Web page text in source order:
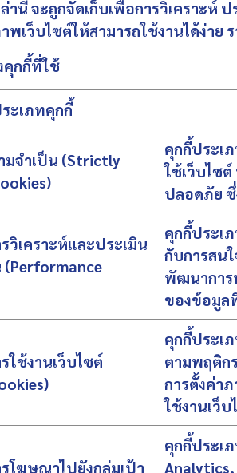
านี้ จะถูกจัดเก็บเพื่อการวิเคราะห์
ว็บไซต์ให้สามารถใช้งานได้ง่าย
คุกกี้ที่ใช้
ะเภทคุกกี้
มจำเป็น (Strictly
คุกกี้ประเ
ใช้เว็บไซ
ปลอดภัย ซึ่
วิเคราะห์และประเมิน
(Performance
คุกกี้ประเ
กับการสน
พัฒนาการ
ของข้อมูล
ใช้งานเว็บไซต์
คุกกี้ประเ
ตามพฤติก
การตั้งค่า
ใช้งานเว็บ
โฆษณาไปยังกลุ่มเป้า
คุกกี้ประเ
Analytics,